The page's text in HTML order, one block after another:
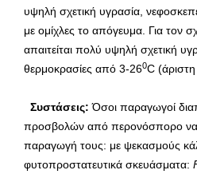
υψηλή σχετική υγρασία,
με ομίχλες το απόγευμα. Για τον
απαιτείται πολύ υψηλή σχετική
θερμοκρασίες από 3-260C
Συστάσεις:Όσοι παραγωγοί
προσβολών από περονόσπορο
παραγωγή τους: με ψεκασμούς
φυτοπροστατευτικά σκευάσματα: